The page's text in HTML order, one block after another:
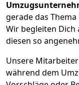
gerade das
Wir begleiten Dich
diesen so
Unsere
während dem